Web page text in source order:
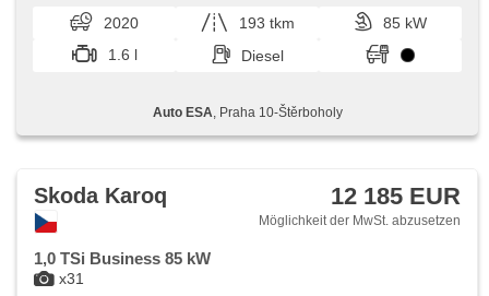
odemykání, täglich Leuchten, Alufelgen, El. Spiegel,
beheizte Spiegel, Servolenkung, Zentralverriegelung mit
Funkfernbedienung, Elektronisches Stabilitätsprogramm
(ESP), Nebelscheinwerfer, El. Klappspiegel,
elektronická ruční brzda, Wegfahrsperre, 6x Airbag, asistent
jízdy v jízdním pruhu, Blind Spot Anzeige
svátků) 9.00​-22.0...
2020 193 tkm
85 kW
1.6 l
Diesel
Auto ESA , Praha 10-Štěrboholy
x31
Skoda Karoq 12 185 EUR
Möglichkeit der MwSt. abzusetzen
1,0 TSi Business 85 kW